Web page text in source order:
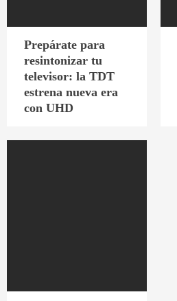
Prepárate para
resintonizar tu
televisor: la TDT
estrena nueva era
con UHD